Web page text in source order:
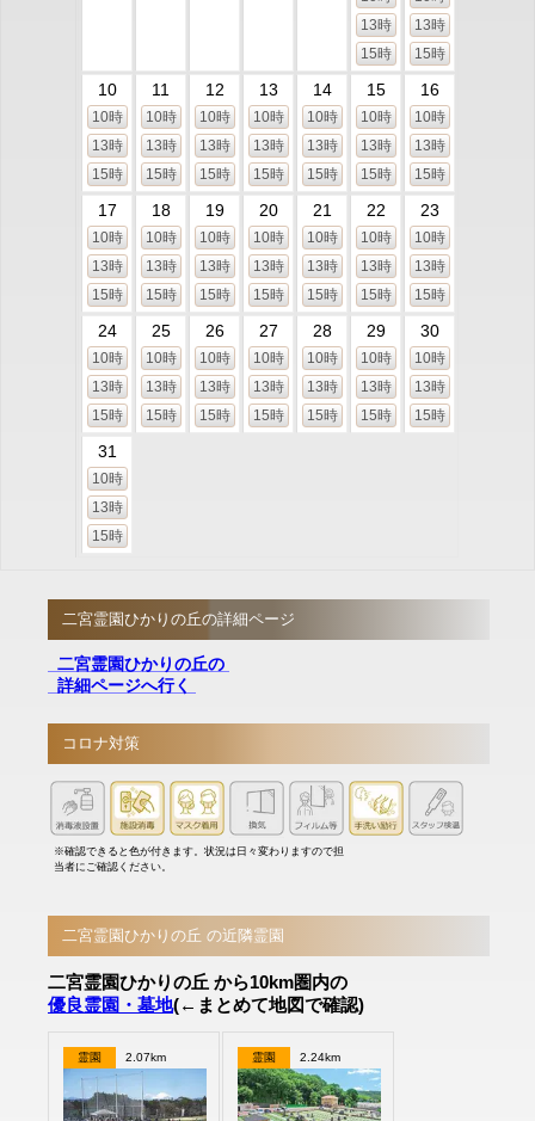
13時
15時
13時
15時
10
10時
13時
15時
11
10時
13時
15時
12
10時
13時
15時
13
10時
13時
15時
14
10時
13時
15時
15
10時
13時
15時
16
10時
13時
15時
17
10時
13時
15時
18
10時
13時
15時
19
10時
13時
15時
20
10時
13時
15時
21
10時
13時
15時
22
10時
13時
15時
23
10時
13時
15時
24
10時
13時
15時
25
10時
13時
15時
26
10時
13時
15時
27
10時
13時
15時
28
10時
13時
15時
29
10時
13時
15時
30
10時
13時
15時
31
10時
13時
15時
二宮霊園ひかりの丘の詳細ページ
二宮霊園ひかりの丘の
詳細ページへ行く
コロナ対策
※確認できると色が付きます。状況は日々変わりますので担
当者にご確認ください。
二宮霊園ひかりの丘 の近隣霊園
二宮霊園ひかりの丘 から10km圏内の
優良霊園・墓地(←まとめて地図で確認)
霊園 2.07km 霊園 2.24km